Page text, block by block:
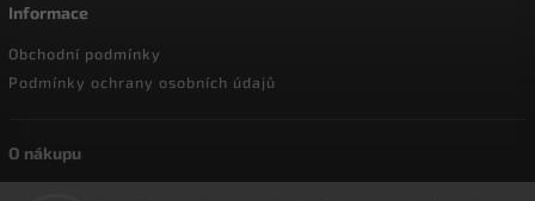
Informace
Obchodní podmínky
Podmínky ochrany osobních údajů
O nákupu